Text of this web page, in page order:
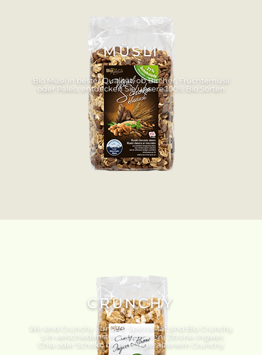
MÜSLI
Bio Müsli in bester Qualität, ob Bircher, Früchtemüsli
oder Paleo, entdecken Sie unsere 100% Bio Sorten
CRUNCHY
Wir sind Crunchy - unsere Spezialität sind Bio Crunchy
´s in verschiedensten Variationen. Zitrone-Ingwer,
Chia oder Schoko bis hin zu gesalzenem Crunchy